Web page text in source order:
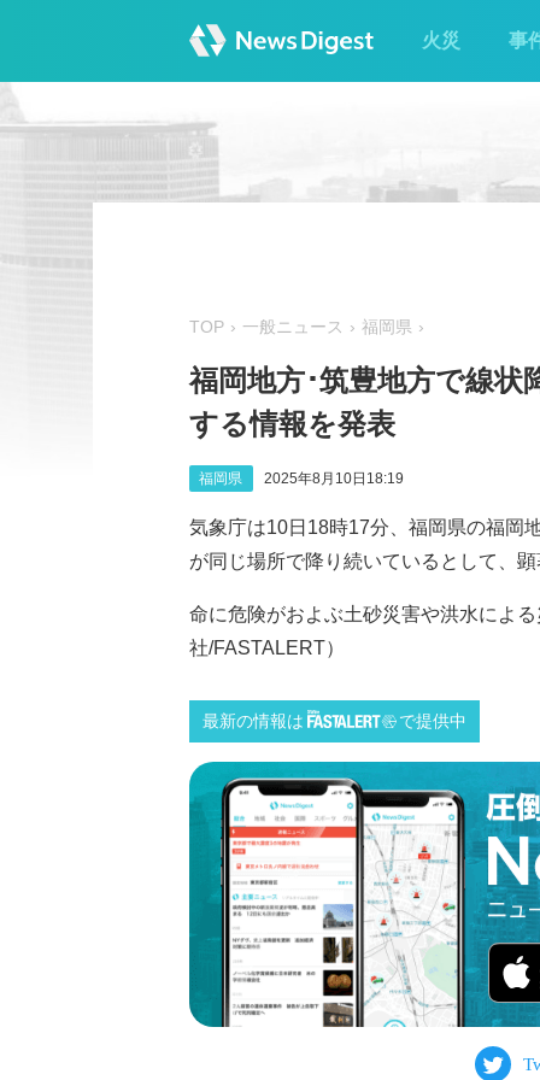
火災 事
TOP 一般ニュース 福岡県
福岡地方･筑豊地方で線状
する情報を発表
福岡県 2025年8月10日18:19
気象庁は10日18時17分、福岡県の福岡
が同じ場所で降り続いているとして、
命に危険がおよぶ土砂災害や洪水によ
社/FASTALERT）
最新の情報は で提供中